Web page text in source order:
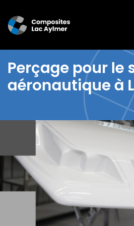
(Produits / Services )
Perçage pour le
aéronautique à